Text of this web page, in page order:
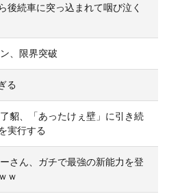
後続車に突っ込まれて咽び泣く
、限界突破
る
貂、「あったけぇ壁」に引き続
実行する
さん、ガチで最強の新能力を登
ｗ